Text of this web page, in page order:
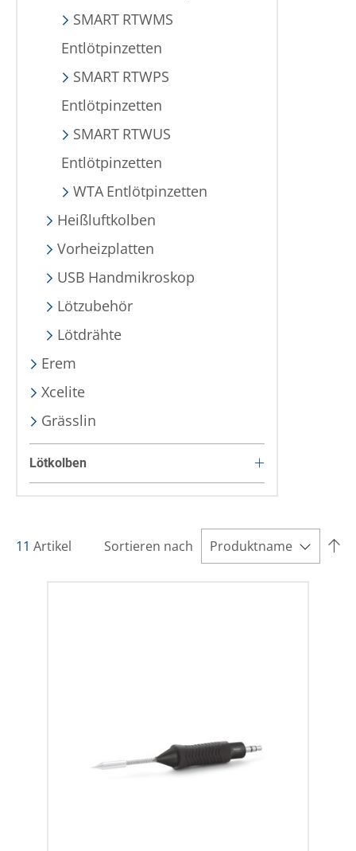
11 Artikel Sortieren nach
Lötkolben
SMART RTWMS
Entlötpinzetten
SMART RTWPS
Entlötpinzetten
SMART RTWUS
Entlötpinzetten
WTA Entlötpinzetten
Heißluftkolben
Vorheizplatten
USB Handmikroskop
Lötzubehör
Lötdrähte
Erem
Xcelite
Grässlin